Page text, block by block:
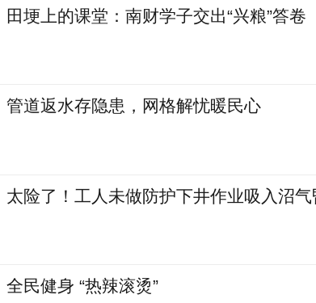
田埂上的课堂：南财学子交出“兴粮”答卷
管道返水存隐患，网格解忧暖民心
太险了！工人未做防护下井作业吸入沼气
全民健身 “热辣滚烫”